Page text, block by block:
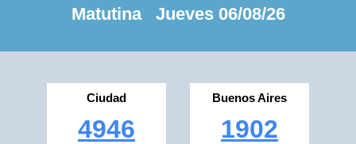
Matutina Jueves 06/08/26
Ciudad
4946
Buenos Aires
1902